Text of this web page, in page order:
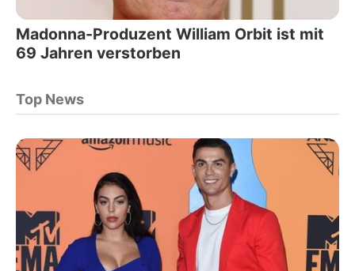
Madonna-Produzent William Orbit ist mit
69 Jahren verstorben
Top News